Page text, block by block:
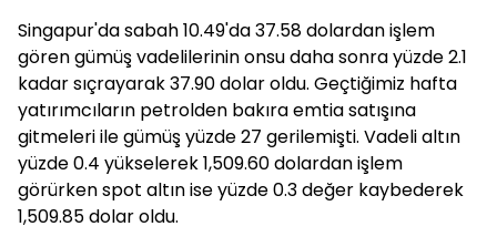
Singapur'da sabah 10.49'da 37.58 dolardan işlem
gören gümüş vadelilerinin onsu daha sonra yüzde 2.1
kadar sıçrayarak 37.90 dolar oldu. Geçtiğimiz hafta
yatırımcıların petrolden bakıra emtia satışına
gitmeleri ile gümüş yüzde 27 gerilemişti. Vadeli altın
yüzde 0.4 yükselerek 1,509.60 dolardan işlem
görürken spot altın ise yüzde 0.3 değer kaybederek
1,509.85 dolar oldu.